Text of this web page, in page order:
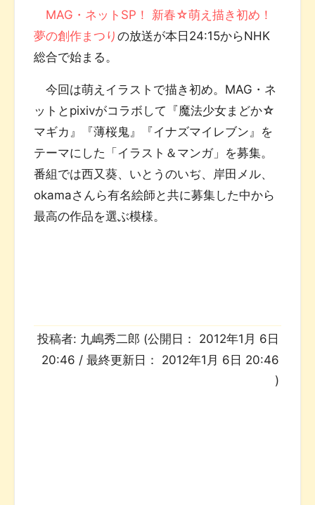
MAG・ネットSP！ 新春☆萌え描き初め！
夢の創作まつりの放送が本日24:15からNHK
総合で始まる。
今回は萌えイラストで描き初め。MAG・ネ
ットとpixivがコラボして『魔法少女まどか☆
マギカ』『薄桜鬼』『イナズマイレブン』を
テーマにした「イラスト＆マンガ」を募集。
番組では西又葵、いとうのいぢ、岸田メル、
okamaさんら有名絵師と共に募集した中から
最高の作品を選ぶ模様。
投稿者: 九嶋秀二郎 (公開日： 2012年1月 6日
20:46 / 最終更新日： 2012年1月 6日 20:46
)